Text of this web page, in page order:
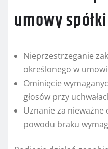
umowy spółki
Nieprzestrzeganie
określonego w
Ominięcie
głosów przy
Uznanie za nieważne
powodu braku